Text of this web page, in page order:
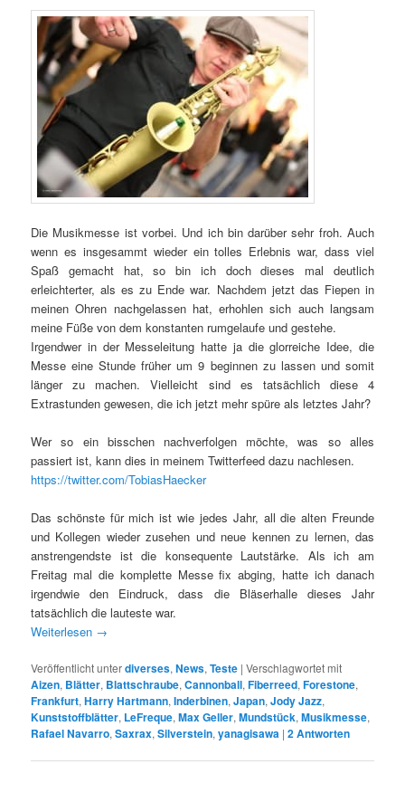
Die Musikmesse ist vorbei. Und ich bin darüber sehr froh. Auch
wenn es insgesammt wieder ein tolles Erlebnis war, dass viel
Spaß gemacht hat, so bin ich doch dieses mal deutlich
erleichterter, als es zu Ende war. Nachdem jetzt das Fiepen in
meinen Ohren nachgelassen hat, erhohlen sich auch langsam
meine Füße von dem konstanten rumgelaufe und gestehe.
Irgendwer in der Messeleitung hatte ja die glorreiche Idee, die
Messe eine Stunde früher um 9 beginnen zu lassen und somit
länger zu machen. Vielleicht sind es tatsächlich diese 4
Extrastunden gewesen, die ich jetzt mehr spüre als letztes Jahr?
Wer so ein bisschen nachverfolgen möchte, was so alles
passiert ist, kann dies in meinem Twitterfeed dazu nachlesen.
https://twitter.com/TobiasHaecker
Das schönste für mich ist wie jedes Jahr, all die alten Freunde
und Kollegen wieder zusehen und neue kennen zu lernen, das
anstrengendste ist die konsequente Lautstärke. Als ich am
Freitag mal die komplette Messe fix abging, hatte ich danach
irgendwie den Eindruck, dass die Bläserhalle dieses Jahr
tatsächlich die lauteste war.
Weiterlesen →
Veröffentlicht unterdiverses,News,Teste |Verschlagwortet mit
Aizen, Blätter, Blattschraube,Cannonball,Fiberreed,Forestone,
Frankfurt,Harry Hartmann,Inderbinen,Japan,Jody Jazz,
Kunststoffblätter, LeFreque,Max Geller,Mundstück,Musikmesse,
Rafael Navarro,Saxrax,Silverstein,yanagisawa |2Antworten